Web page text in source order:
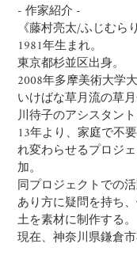
- 作家紹介 -
《藤村亮太/ふじむら
1981年生まれ。
東京都杉並区出身。
2008年多摩美術大学
いけばな草月流の草
川待子のアシスタン
13年より、家庭で不
れ変わらせるプロジ
加。
同プロジェクトでの
あり方に疑問を持ち
土を素材に制作する。
現在、神奈川県鎌倉市